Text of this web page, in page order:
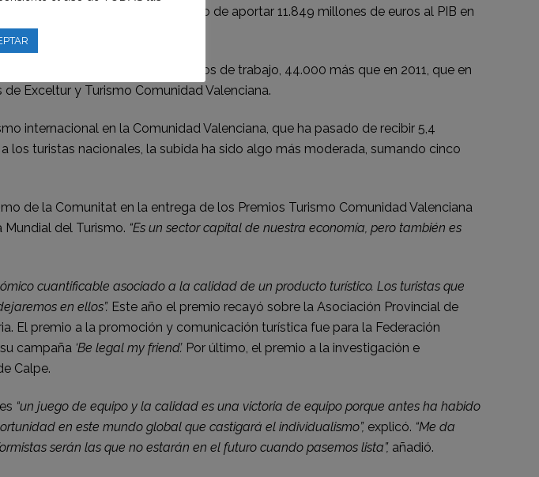
económicas, pasando de aportar 11.849 millones de euros al PIB en
un total de 288.000 puestos de trabajo, 44.000 más que en 2011, que en
Exceltur y Turismo Comunidad Valenciana.
internacional en la Comunidad Valenciana, que ha pasado de recibir 5,4
los turistas nacionales, la subida ha sido algo más moderada, sumando cinco
de la Comunitat en la entrega de los Premios Turismo Comunidad Valenciana
del Turismo. “Es un sector capital de nuestra economía, pero también es
cuantificable asociado a la calidad de un producto turístico. Los turistas que
en ellos”. Este año el premio recayó sobre la Asociación Provincial de
El premio a la promoción y comunicación turística fue para la Federación
campaña ‘Be legal my friend’. Por último, el premio a la investigación e
Calpe.
“un juego de equipo y la calidad es una victoria de equipo porque antes ha habido
en este mundo global que castigará el individualismo”, explicó. “Me da
serán las que no estarán en el futuro cuando pasemos lista”, añadió.